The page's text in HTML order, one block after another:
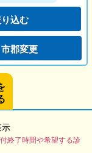
込む
市郡変更
終了時間や希望する診